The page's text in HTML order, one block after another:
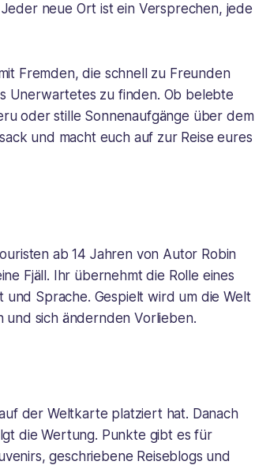
neue Ort ist ein Versprechen, jede
Fremden, die schnell zu Freunden
Unerwartetes zu finden. Ob belebte
oder stille Sonnenaufgänge über dem
und macht euch auf zur Reise eures
ab 14 Jahren von Autor Robin
Fjäll. Ihr übernehmt die Rolle eines
und Sprache. Gespielt wird um die Welt
und sich ändernden Vorlieben.
der Weltkarte platziert hat. Danach
die Wertung. Punkte gibt es für
geschriebene Reiseblogs und